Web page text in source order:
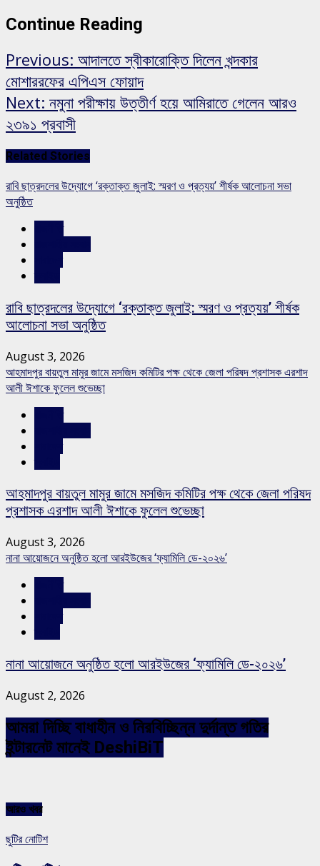
Continue Reading
Previous: আদালতে স্বীকারোক্তি দিলেন খন্দকার
মোশাররফের এপিএস ফোয়াদ
Next: নমুনা পরীক্ষায় উত্তীর্ণ হয়ে আমিরাতে গেলেন আরও
২৩৯১ প্রবাসী
Related Stories
রাবি ছাত্রদলের উদ্যোগে ‘রক্তাক্ত জুলাই: স্মরণ ও প্রত্যয়’ শীর্ষক আলোচনা সভা
অনুষ্ঠিত
রাবি ছাত্রদলের উদ্যোগে ‘রক্তাক্ত জুলাই: স্মরণ ও প্রত্যয়’ শীর্ষক
আলোচনা সভা অনুষ্ঠিত
August 3, 2026
আহমাদপুর বায়তুল মামুর জামে মসজিদ কমিটির পক্ষ থেকে জেলা পরিষদ প্রশাসক এরশাদ
আলী ঈশাকে ফুলেল শুভেচ্ছা
আহমাদপুর বায়তুল মামুর জামে মসজিদ কমিটির পক্ষ থেকে জেলা পরিষদ
প্রশাসক এরশাদ আলী ঈশাকে ফুলেল শুভেচ্ছা
August 3, 2026
নানা আয়োজনে অনুষ্ঠিত হলো আরইউজের ‘ফ্যামিলি ডে-২০২৬’
নানা আয়োজনে অনুষ্ঠিত হলো আরইউজের ‘ফ্যামিলি ডে-২০২৬’
August 2, 2026
আমরা দিচ্ছি বাধাহীন ও নিরবিচ্ছিন্ন দুর্দান্ত গতির
ইন্টারনেট মানেই DeshiBiT
আরও খবর
ছুটির নোটিশ